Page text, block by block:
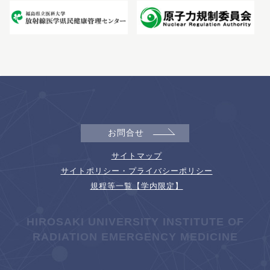
お問合せ
サイトマップ
サイトポリシー・プライバシーポリシー
規程等一覧【学内限定】
HIROSAKI UNIVERSITY INSTITUTE OF
RADIATION EMERGENCY MEDICINE